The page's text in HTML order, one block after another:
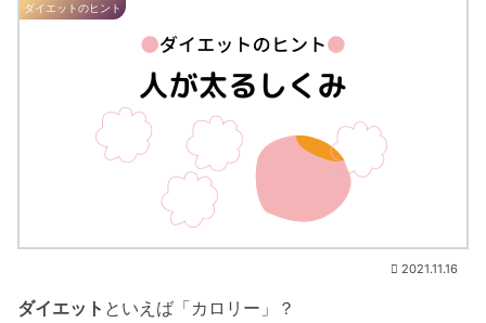
ダイエットのヒント
2021.11.16
ダイエット といえば「カロリー」？